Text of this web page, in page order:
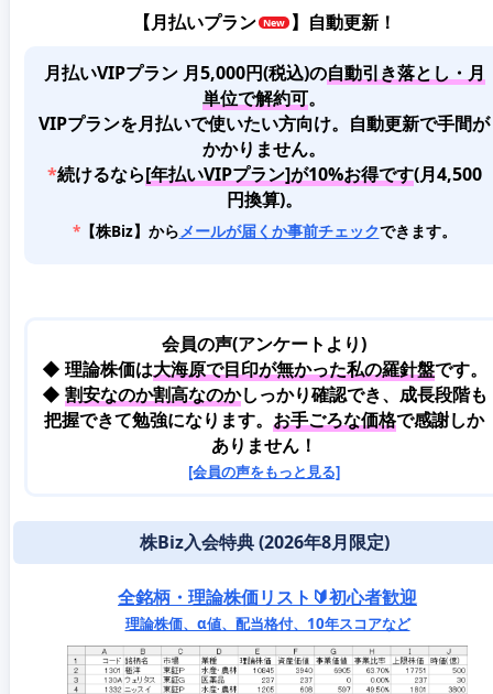
【月払いプラン 】自動更新！
月払いVIPプラン 月5,000円(税込)の自動引き落とし・月
単位で解約可。
VIPプランを月払いで使いたい方向け。自動更新で手間が
かかりません。
*続けるなら[年払いVIPプラン]が10%お得です(月4,500
円換算)。
*【株Biz】からメールが届くか事前チェックできます。
会員の声(アンケートより)
◆ 理論株価は大海原で目印が無かった私の羅針盤です。
◆ 割安なのか割高なのかしっかり確認でき、成長段階も
把握できて勉強になります。 お手ごろな価格で感謝しか
ありません！
[会員の声をもっと見る]
株Biz入会特典 (2026年8月限定)
全銘柄・理論株価リスト🔰初心者歓迎
理論株価、α値、配当格付、10年スコアなど